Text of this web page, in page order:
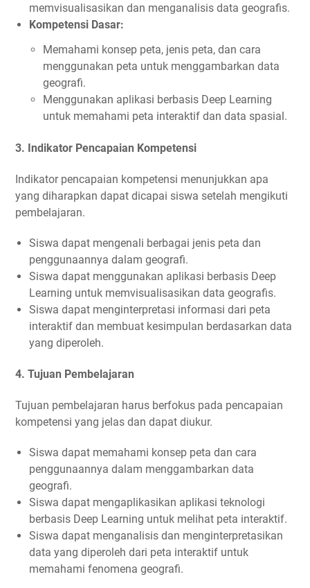
memvisualisasikan dan menganalisis data geografis.
Kompetensi Dasar:
Memahami konsep peta, jenis peta, dan cara
menggunakan peta untuk menggambarkan data
geografi.
Menggunakan aplikasi berbasis Deep Learning
untuk memahami peta interaktif dan data spasial.
3. Indikator Pencapaian Kompetensi
Indikator pencapaian kompetensi menunjukkan apa
yang diharapkan dapat dicapai siswa setelah mengikuti
pembelajaran.
Siswa dapat mengenali berbagai jenis peta dan
penggunaannya dalam geografi.
Siswa dapat menggunakan aplikasi berbasis Deep
Learning untuk memvisualisasikan data geografis.
Siswa dapat menginterpretasi informasi dari peta
interaktif dan membuat kesimpulan berdasarkan data
yang diperoleh.
4. Tujuan Pembelajaran
Tujuan pembelajaran harus berfokus pada pencapaian
kompetensi yang jelas dan dapat diukur.
Siswa dapat memahami konsep peta dan cara
penggunaannya dalam menggambarkan data
geografi.
Siswa dapat mengaplikasikan aplikasi teknologi
berbasis Deep Learning untuk melihat peta interaktif.
Siswa dapat menganalisis dan menginterpretasikan
data yang diperoleh dari peta interaktif untuk
memahami fenomena geografi.